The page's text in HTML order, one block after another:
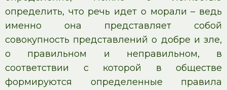
определить, что речь идет о морали – ведь
именно она представляет собой
совокупность представлений о добре и зле,
о правильном и неправильном, в
соответствии с которой в обществе
формируются определенные правила